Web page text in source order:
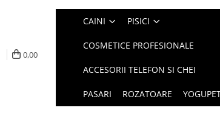
0,00
CAINI PISICI
COSMETICE PROFESIONALE
ACCESORII TELEFON SI CHEI
PASARI ROZATOARE